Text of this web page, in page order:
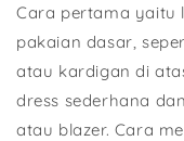
Cara pertama yaitu
pakaian dasar,
atau kardigan di
dress sederhana
atau blazer. Cara